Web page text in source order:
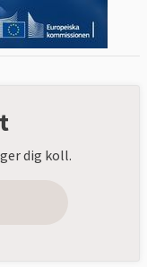
dig koll.